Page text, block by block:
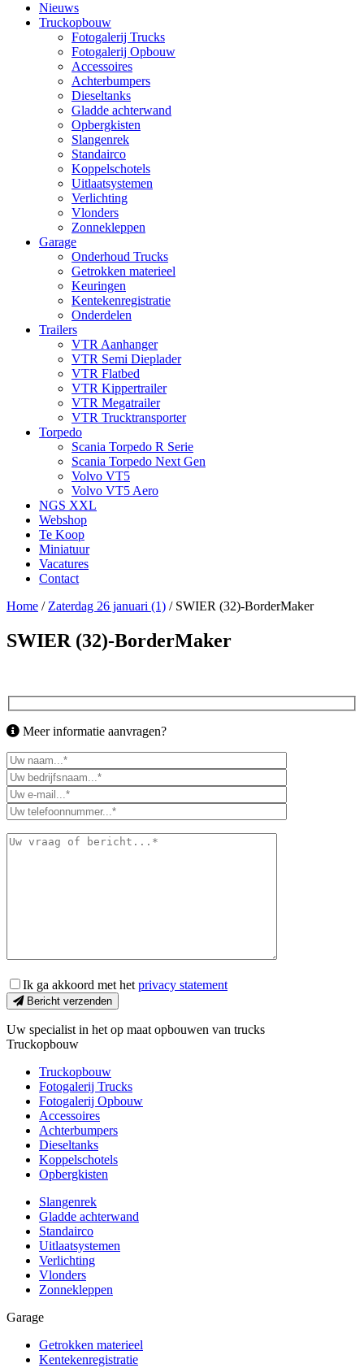
Nieuws
Truckopbouw
Fotogalerij Trucks
Fotogalerij Opbouw
Accessoires
Achterbumpers
Dieseltanks
Gladde achterwand
Opbergkisten
Slangenrek
Standairco
Koppelschotels
Uitlaatsystemen
Verlichting
Vlonders
Zonnekleppen
Garage
Onderhoud Trucks
Getrokken materieel
Keuringen
Kentekenregistratie
Onderdelen
Trailers
VTR Aanhanger
VTR Semi Dieplader
VTR Flatbed
VTR Kippertrailer
VTR Megatrailer
VTR Trucktransporter
Torpedo
Scania Torpedo R Serie
Scania Torpedo Next Gen
Volvo VT5
Volvo VT5 Aero
NGS XXL
Webshop
Te Koop
Miniatuur
Vacatures
Contact
Home / Zaterdag 26 januari (1) / SWIER (32)-BorderMaker
SWIER (32)-BorderMaker
Meer informatie aanvragen?
Ik ga akkoord met hetprivacy statement
Bericht verzenden
Uw specialist in het op maat opbouwen van trucks
Truckopbouw
Truckopbouw
Fotogalerij Trucks
Fotogalerij Opbouw
Accessoires
Achterbumpers
Dieseltanks
Koppelschotels
Opbergkisten
Slangenrek
Gladde achterwand
Standairco
Uitlaatsystemen
Verlichting
Vlonders
Zonnekleppen
Garage
Getrokken materieel
Kentekenregistratie